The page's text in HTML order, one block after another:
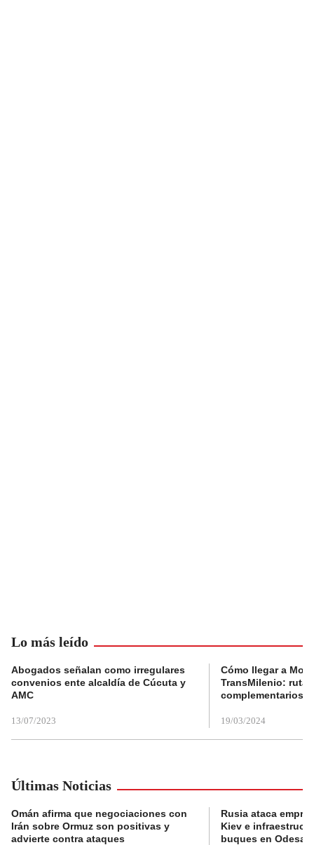
Lo más leído
Abogados señalan como irregulares
convenios ente alcaldía de Cúcuta y
AMC
13/07/2023
Cómo llegar a
TransMilenio:
complementarios
19/03/2024
Últimas Noticias
Omán afirma que negociaciones con
Irán sobre Ormuz son positivas y
advierte contra ataques
Rusia ataca
Kiev e
buques en Odesa